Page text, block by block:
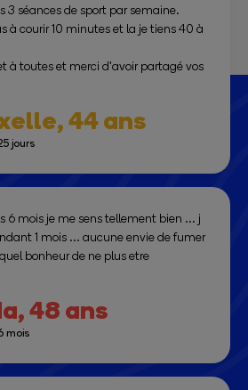
3 séances de sport par semaine.
à courir 10 minutes et la je tiens 40 à
à toutes et merci d'avoir partagé vos
44 ans
jours
6 mois je me sens tellement bien ... j
1 mois ... aucune envie de fumer
bonheur de ne plus etre
48 ans
mois